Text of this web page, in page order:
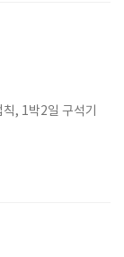
, 1박2일 구석기